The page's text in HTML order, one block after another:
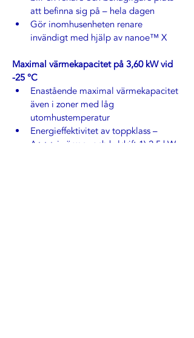
att befinna sig på – hela dagen
Gör inomhusenheten renare
invändigt med hjälp av nanoe™ X
Maximal värmekapacitet på 3,60 kW vid
-25 °C
Enastående maximal värmekapacitet
även i zoner med låg
utomhustemperatur
Energieffektivitet av toppklass –
A+++ i värme- och kyldrift 1) 2,5 kW-